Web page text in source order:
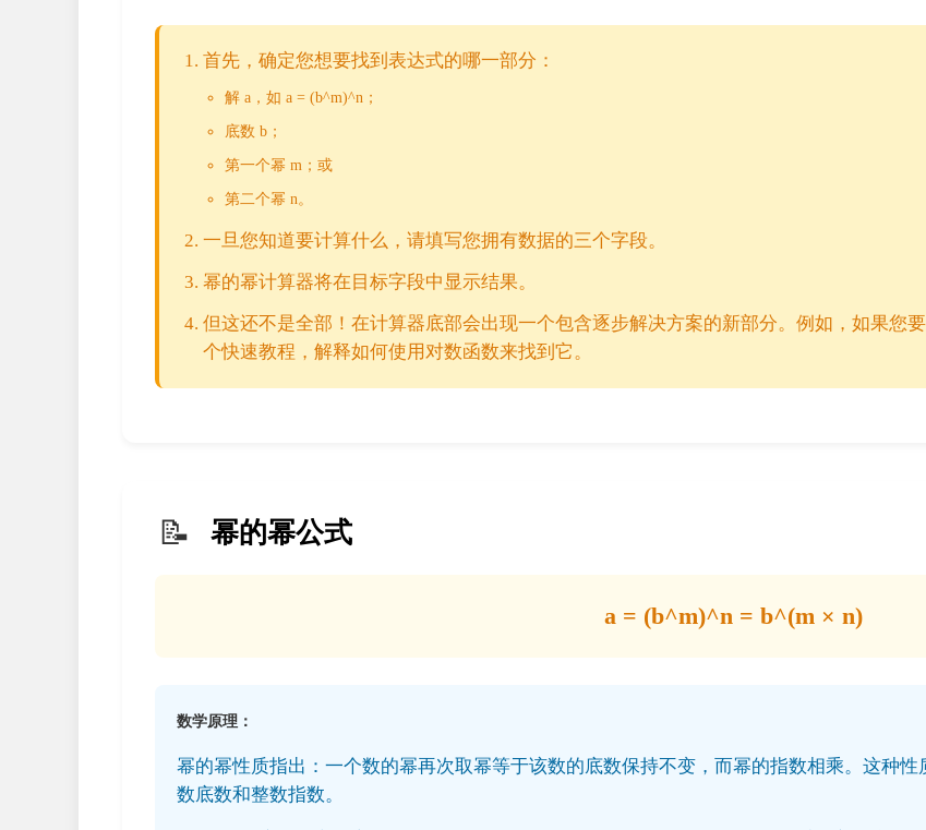
首先，确定您想要找到表达式的哪一部分：
解 a，如 a = (b^m)^n；
底数 b；
第一个幂 m；或
第二个幂 n。
一旦您知道要计算什么，请填写您拥有数据的三个字段。
幂的幂计算器将在目标字段中显示结果。
但这还不是全部！在计算器底部会出现一个包含逐步解决方案的新部分。例如，如果您
个快速教程，解释如何使用对数函数来找到它。
📝 幂的幂公式
a = (b^m)^n = b^(m × n)
数学原理：
幂的幂性质指出：一个数的幂再次取幂等于该数的底数保持不变，而幂的指数相乘。这种
数底数和整数指数。